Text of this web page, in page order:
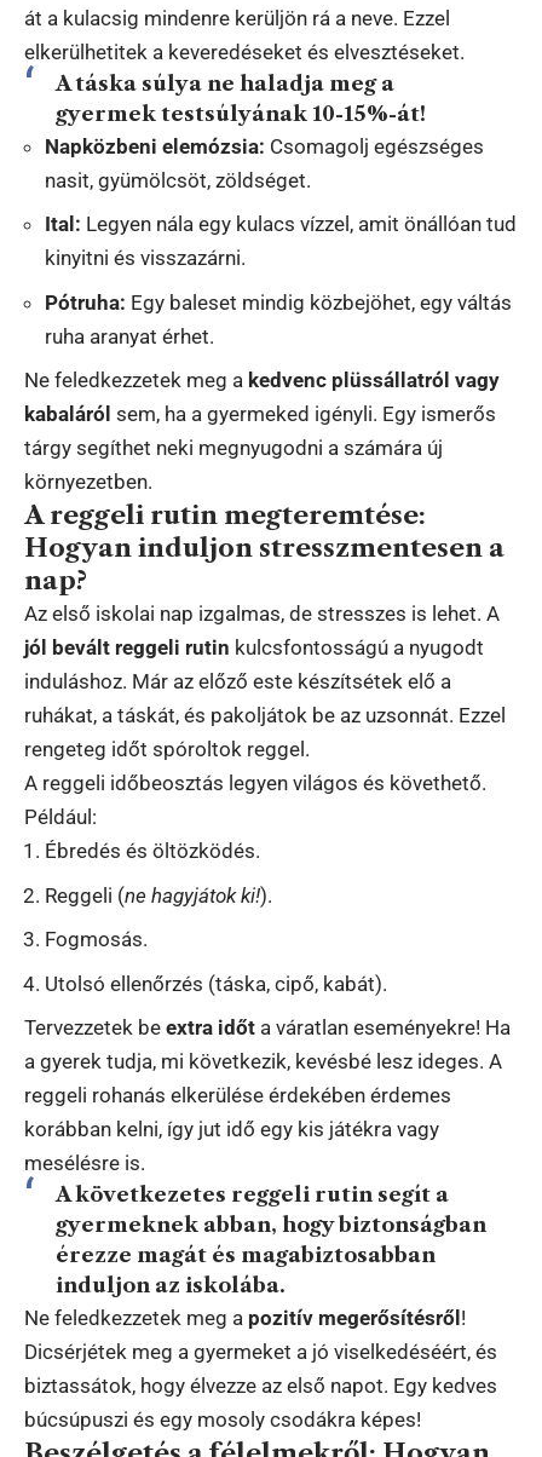
át a kulacsig mindenre kerüljön rá a neve. Ezzel
elkerülhetitek a keveredéseket és elvesztéseket.
A táska súlya ne haladja meg a
gyermek testsúlyának 10-15%-át!
Napközbeni elemózsia: Csomagolj egészséges
nasit, gyümölcsöt, zöldséget.
Ital: Legyen nála egy kulacs vízzel, amit önállóan tud
kinyitni és visszazárni.
Pótruha: Egy baleset mindig közbejöhet, egy váltás
ruha aranyat érhet.
Ne feledkezzetek meg a kedvenc plüssállatról vagy
kabaláról sem, ha a gyermeked igényli. Egy ismerős
tárgy segíthet neki megnyugodni a számára új
környezetben.
A reggeli rutin megteremtése:
Hogyan induljon stresszmentesen a
nap?
Az első iskolai nap izgalmas, de stresszes is lehet. A
jól bevált reggeli rutin kulcsfontosságú a nyugodt
induláshoz. Már az előző este készítsétek elő a
ruhákat, a táskát, és pakoljátok be az uzsonnát. Ezzel
rengeteg időt spóroltok reggel.
A reggeli időbeosztás legyen világos és követhető.
Például:
Ébredés és öltözködés.
Reggeli (ne hagyjátok ki!).
Fogmosás.
Utolsó ellenőrzés (táska, cipő, kabát).
Tervezzetek be extra időt a váratlan eseményekre! Ha
a gyerek tudja, mi következik, kevésbé lesz ideges. A
reggeli rohanás elkerülése érdekében érdemes
korábban kelni, így jut idő egy kis játékra vagy
mesélésre is.
A következetes reggeli rutin segít a
gyermeknek abban, hogy biztonságban
érezze magát és magabiztosabban
induljon az iskolába.
Ne feledkezzetek meg a pozitív megerősítésről !
Dicsérjétek meg a gyermeket a jó viselkedéséért, és
biztassátok, hogy élvezze az első napot. Egy kedves
búcsúpuszi és egy mosoly csodákra képes!